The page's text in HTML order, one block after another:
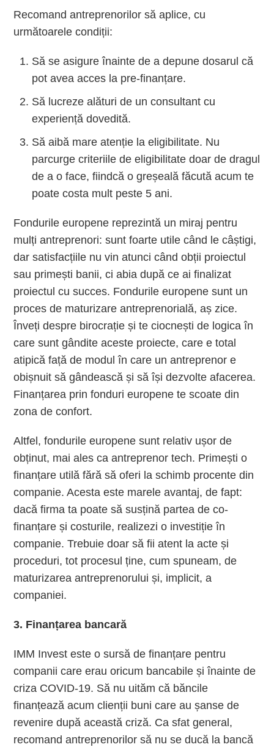
Recomand antreprenorilor să aplice, cu
următoarele condiții:
Să se asigure înainte de a depune dosarul că
pot avea acces la pre-finanțare.
Să lucreze alături de un consultant cu
experiență dovedită.
Să aibă mare atenție la eligibilitate. Nu
parcurge criteriile de eligibilitate doar de dragul
de a o face, fiindcă o greșeală făcută acum te
poate costa mult peste 5 ani.
Fondurile europene reprezintă un miraj pentru
mulți antreprenori: sunt foarte utile când le câștigi,
dar satisfacțiile nu vin atunci când obții proiectul
sau primești banii, ci abia după ce ai finalizat
proiectul cu succes. Fondurile europene sunt un
proces de maturizare antreprenorială, aș zice.
Înveți despre birocrație și te ciocnești de logica în
care sunt gândite aceste proiecte, care e total
atipică față de modul în care un antreprenor e
obișnuit să gândească și să își dezvolte afacerea.
Finanțarea prin fonduri europene te scoate din
zona de confort.
Altfel, fondurile europene sunt relativ ușor de
obținut, mai ales ca antreprenor tech. Primești o
finanțare utilă fără să oferi la schimb procente din
companie. Acesta este marele avantaj, de fapt:
dacă firma ta poate să susțină partea de co-
finanțare și costurile, realizezi o investiție în
companie. Trebuie doar să fii atent la acte și
proceduri, tot procesul ține, cum spuneam, de
maturizarea antreprenorului și, implicit, a
companiei.
3. Finanțarea bancară
IMM Invest este o sursă de finanțare pentru
companii care erau oricum bancabile și înainte de
criza COVID-19. Să nu uităm că băncile
finanțează acum clienții buni care au șanse de
revenire după această criză. Ca sfat general,
recomand antreprenorilor să nu se ducă la bancă